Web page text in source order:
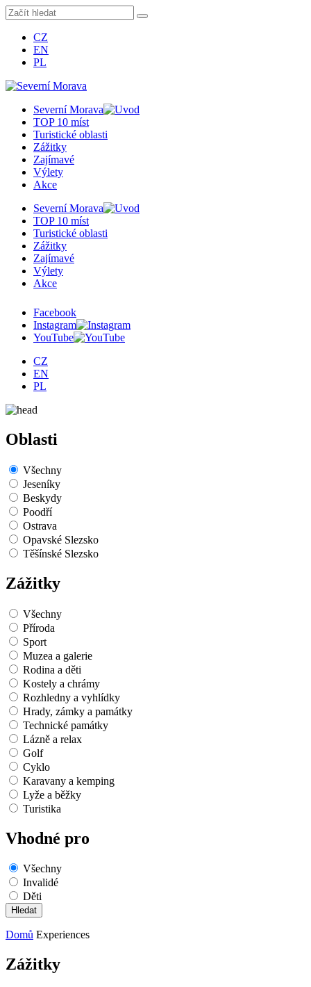
CZ
EN
PL
Severní Morava
TOP 10 míst
Turistické oblasti
Zážitky
Zajímavé
Výlety
Akce
Severní Morava
TOP 10 míst
Turistické oblasti
Zážitky
Zajímavé
Výlety
Akce
Facebook
Instagram
YouTube
CZ
EN
PL
Oblasti
Všechny
Jeseníky
Beskydy
Poodří
Ostrava
Opavské Slezsko
Těšínské Slezsko
Zážitky
Všechny
Příroda
Sport
Muzea a galerie
Rodina a děti
Kostely a chrámy
Rozhledny a vyhlídky
Hrady, zámky a památky
Technické památky
Lázně a relax
Golf
Cyklo
Karavany a kemping
Lyže a běžky
Turistika
Vhodné pro
Všechny
Invalidé
Děti
Domů Experiences
Zážitky